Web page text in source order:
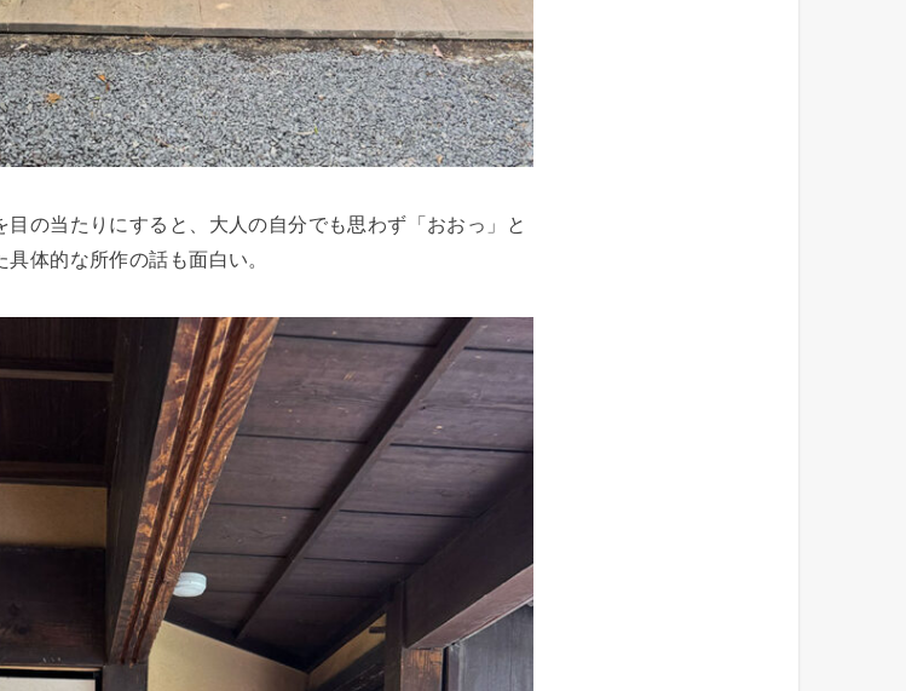
の当たりにすると、大人の自分でも思わず「おおっ」と
体的な所作の話も面白い。